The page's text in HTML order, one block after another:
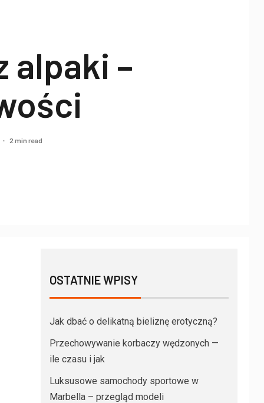
alpaki –
2 min read
OSTATNIE WPISY
Jak dbać o delikatną bieliznę erotyczną?
Przechowywanie korbaczy wędzonych —
ile czasu i jak
Luksusowe samochody sportowe w
Marbella – przegląd modeli